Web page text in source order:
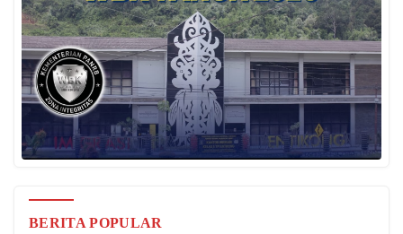
BERITA POPULAR